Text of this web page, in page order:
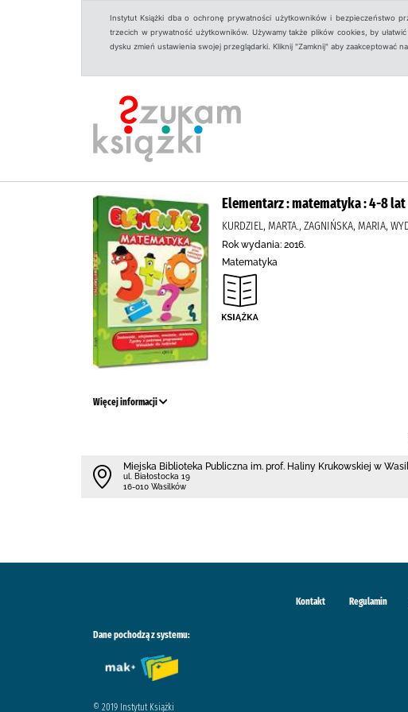
Instytut Książki dba o ochronę prywatności użytkowników i bezpieczeństwo
trzecich w prywatność użytkowników. Używamy także plików cookies, by
dysku zmień ustawienia swojej przeglądarki. Kliknij "Zamknij" aby zaakceptować
Elementarz : matematyka : 4-8 lat
KURDZIEL, MARTA., ZAGNIŃSKA, MARIA,
Rok wydania: 2016.
Matematyka
Więcej informacji
Miejska Biblioteka Publiczna im. prof. Haliny Krukowskiej w
ul. Białostocka 19
16-010 Wasilków
Kontakt Regulamin
Dane pochodzą z systemu:
© 2019 Instytut Książki